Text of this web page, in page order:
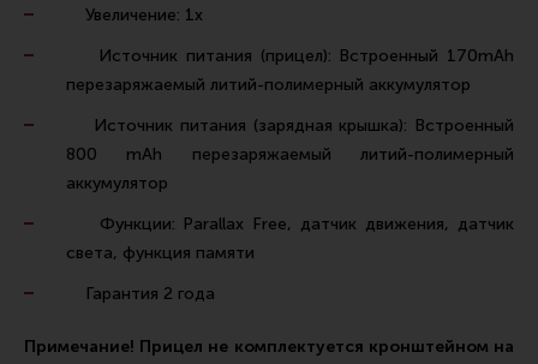
Чехлы, рюкзаки, сумки
Фонари
Прочее снаряжение
Чистка, уход за оружием и релоадинг
Оружейная химия
Инструменты и другие аксессуары
Шомполы и наборы для чистки
Ершики, вишеры, переходники
Патчи
Увеличение: 1x
Источник питания (прицел): Встроенный 170mAh
перезаряжаемый литий-полимерный аккумулятор
Источник питания (зарядная крышка): Встроенный
800 mAh перезаряжаемый литий-полимерный
аккумулятор
Функции: Parallax Free, датчик движения, датчик
света, функция памяти
Гарантия 2 года
Примечание! Прицел не комплектуется кронштейном на